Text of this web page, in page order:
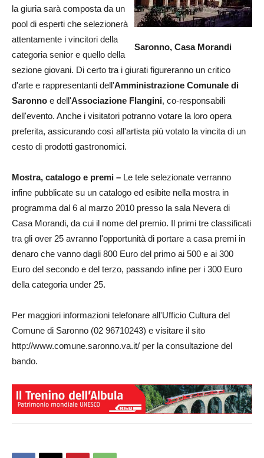
Saronno, Casa Morandi
la giuria sarà composta da un
pool di esperti che selezionerà
attentamente i vincitori della
categoria senior e quello della
sezione giovani. Di certo tra i giurati figureranno un critico
d'arte e rappresentanti dell'Amministrazione Comunale di
Saronno e dell'Associazione Flangini, co-responsabili
dell'evento. Anche i visitatori potranno votare la loro opera
preferita, assicurando così all'artista più votato la vincita di un
cesto di prodotti gastronomici.
Mostra, catalogo e premi – Le tele selezionate verranno
infine pubblicate su un catalogo ed esibite nella mostra in
programma dal 6 al marzo 2010 presso la sala Nevera di
Casa Morandi, da cui il nome del premio. Il primi tre classificati
tra gli over 25 avranno l'opportunità di portare a casa premi in
denaro che vanno dagli 800 Euro del primo ai 500 e ai 300
Euro del secondo e del terzo, passando infine per i 300 Euro
della categoria under 25.
Per maggiori informazioni telefonare all'Ufficio Cultura del
Comune di Saronno (02 96710243) e visitare il sito
http://www.comune.saronno.va.it/ per la consultazione del
bando.